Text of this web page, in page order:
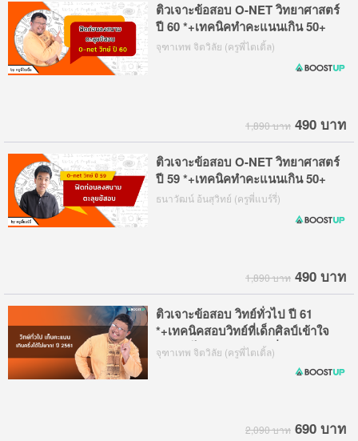
ติวเจาะข้อสอบ O-NET วิทยาศาสตร์
ปี 60 *+เทคนิคทำคะแนนเกิน 50+
จุฑาเทพ จิตวิลัย (ครูพี่ไตเติ้ล)
1,890 บาท 490 บาท
ติวเจาะข้อสอบ O-NET วิทยาศาสตร์
ปี 59 *+เทคนิคทำคะแนนเกิน 50+
ธนาวัฒน์ อ้นสุวิทย์ (ครูพี่แบร์รี่)
1,890 บาท 490 บาท
ติวเจาะข้อสอบ วิทย์ทั่วไป ปี 61
*+เทคนิคสอบวิทย์ที่เด็กศิลป์เข้าใจ
ง่าย ทำได้คะแนนเกินครึ่ง
จุฑาเทพ จิตวิลัย (ครูพี่ไตเติ้ล)
2,090 บาท 690 บาท